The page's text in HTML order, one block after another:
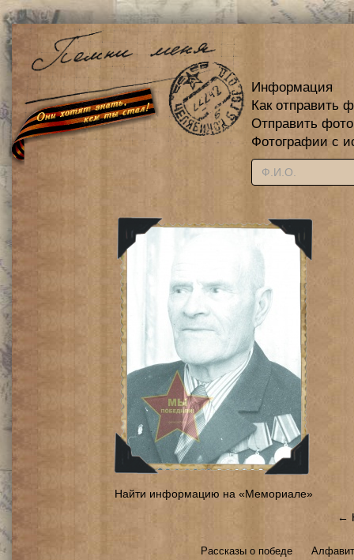
Информация
Как отправить
Отправить
Фотографии с
Найти информацию на «Мемориале»
←
Рассказы о победе